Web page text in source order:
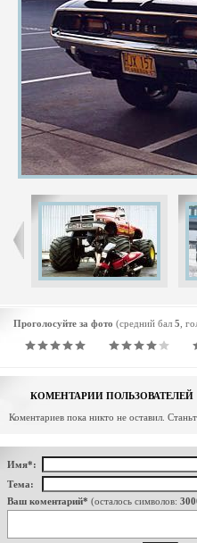
Проголосуйте за фото (средний бал 5 ,
КОМЕНТАРИИ ПОЛЬЗОВАТЕЛЕЙ
Коментариев пока никто не оставил.
Имя*:
Тема:
Ваш коментарий* (осталось символов: